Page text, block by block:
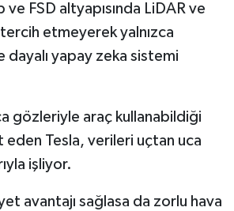
FSD altyapısında LiDAR ve
tercih etmeyerek yalnızca
dayalı yapay zeka sistemi
gözleriyle araç kullanabildiği
eden Tesla, verileri uçtan uca
işliyor.
avantajı sağlasa da zorlu hava